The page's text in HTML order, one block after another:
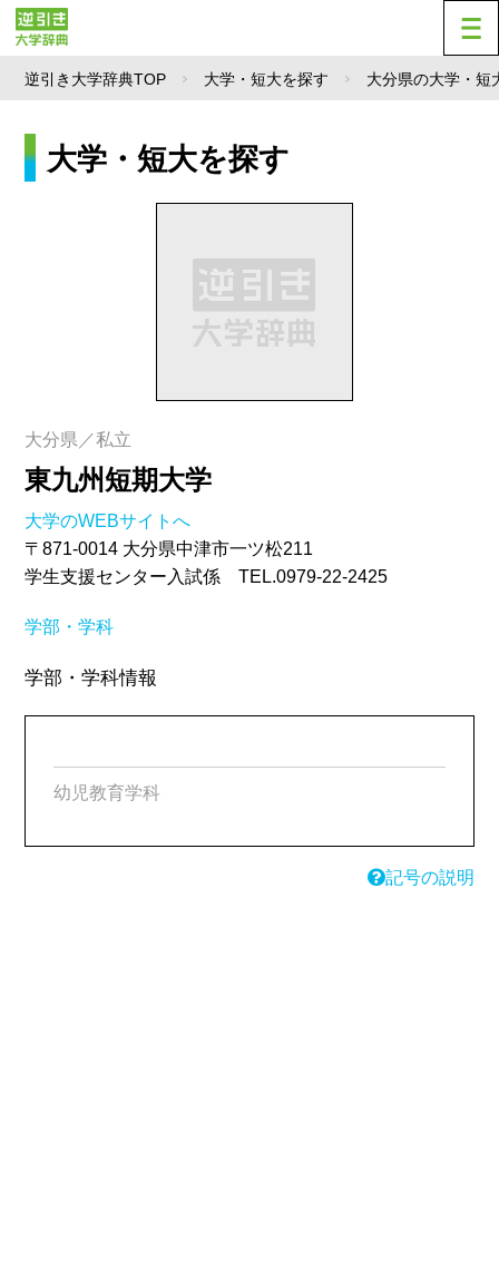
逆引き大学辞典TOP 大学・短大を探す 大分県の大学・短
大学・短大を探す
大分県／私立
東九州短期大学
大学のWEBサイトへ
〒871-0014 大分県中津市一ツ松211
学生支援センター入試係 TEL.0979-22-2425
学部・学科
学部・学科情報
幼児教育学科
記号の説明